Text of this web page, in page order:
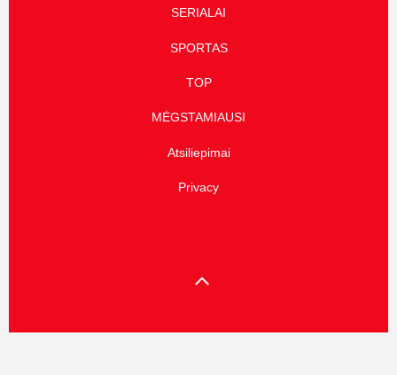
SERIALAI
SPORTAS
TOP
MĖGSTAMIAUSI
Atsiliepimai
Privacy